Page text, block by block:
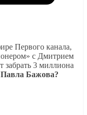
Первого канала,
с Дмитрием
3 миллиона
Павла Бажова?